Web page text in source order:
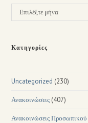
Επιλέξτε μήνα
Κατηγορίες
Uncategorized (230)
Ανακοινώσεις (407)
Ανακοινώσεις Προσωπικού